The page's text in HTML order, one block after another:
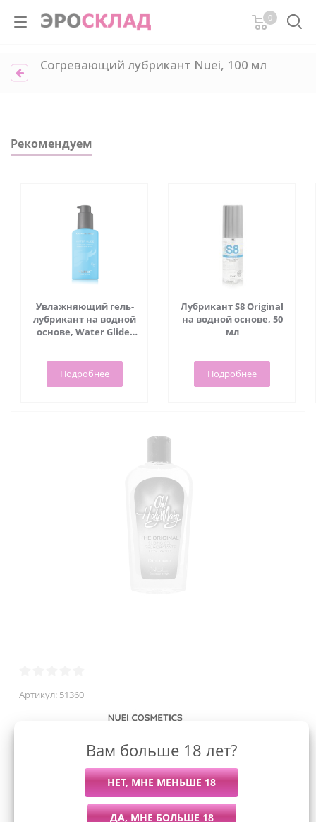
0
Согревающий лубрикант Nuei, 100 мл
Рекомендуем
Увлажняющий гель-
лубрикант на водной
основе, Water Glide,
Подробнее
Лубрикант S8 Original
на водной основе, 50
мл
Подробнее
Артикул: 51360
Последний раз купили
Всего купили
Вам больше 18 лет?